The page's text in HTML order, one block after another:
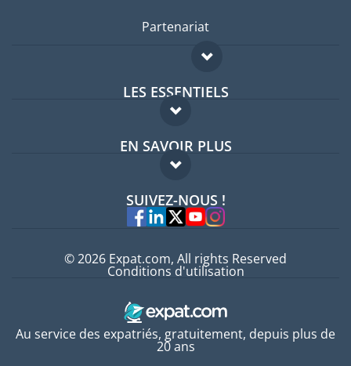
Partenariat
LES ESSENTIELS
Forum expatriés
Guides pays
EN SAVOIR PLUS
FAQ
Experts
SUIVEZ-NOUS !
Au service des expatriés, gratuitement, depuis plus de
20 ans
© 2026 Expat.com, All rights Reserved
Conditions d'utilisation